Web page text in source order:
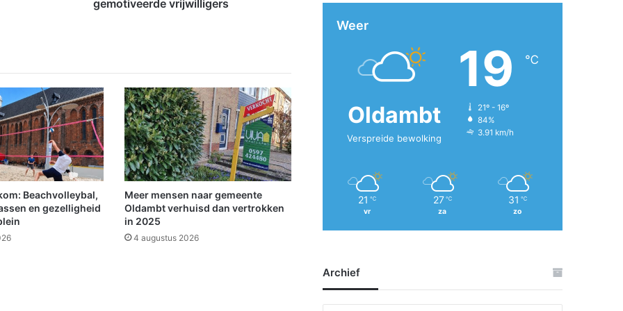
d
4
D
a
a
g
s
e
z
o
gemotiveerde vrijwilligers
Beachvolleybal,
en gezelligheid
Meer mensen naar gemeente
Oldambt verhuisd dan vertrokken
in 2025
4 augustus 2026
Weer
Oldambt
Verspreide bewolking
19 ℃
21º - 16º
84%
3.91 km/h
21 ℃
vr
27 ℃
za
31 ℃
zo
Archief